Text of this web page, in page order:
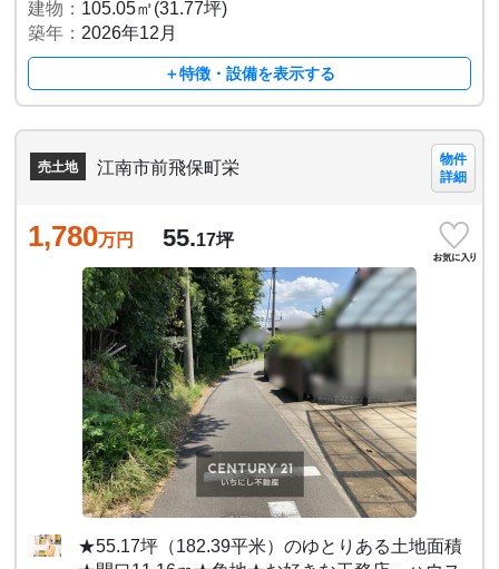
建物： 105.05㎡(31.77坪)
築年： 2026年12月
＋特徴・設備を表示する
売土地 江南市前飛保町栄
物件
詳細
1,780万円 55.17坪
★55.17坪（182.39平米）のゆとりある土地面積